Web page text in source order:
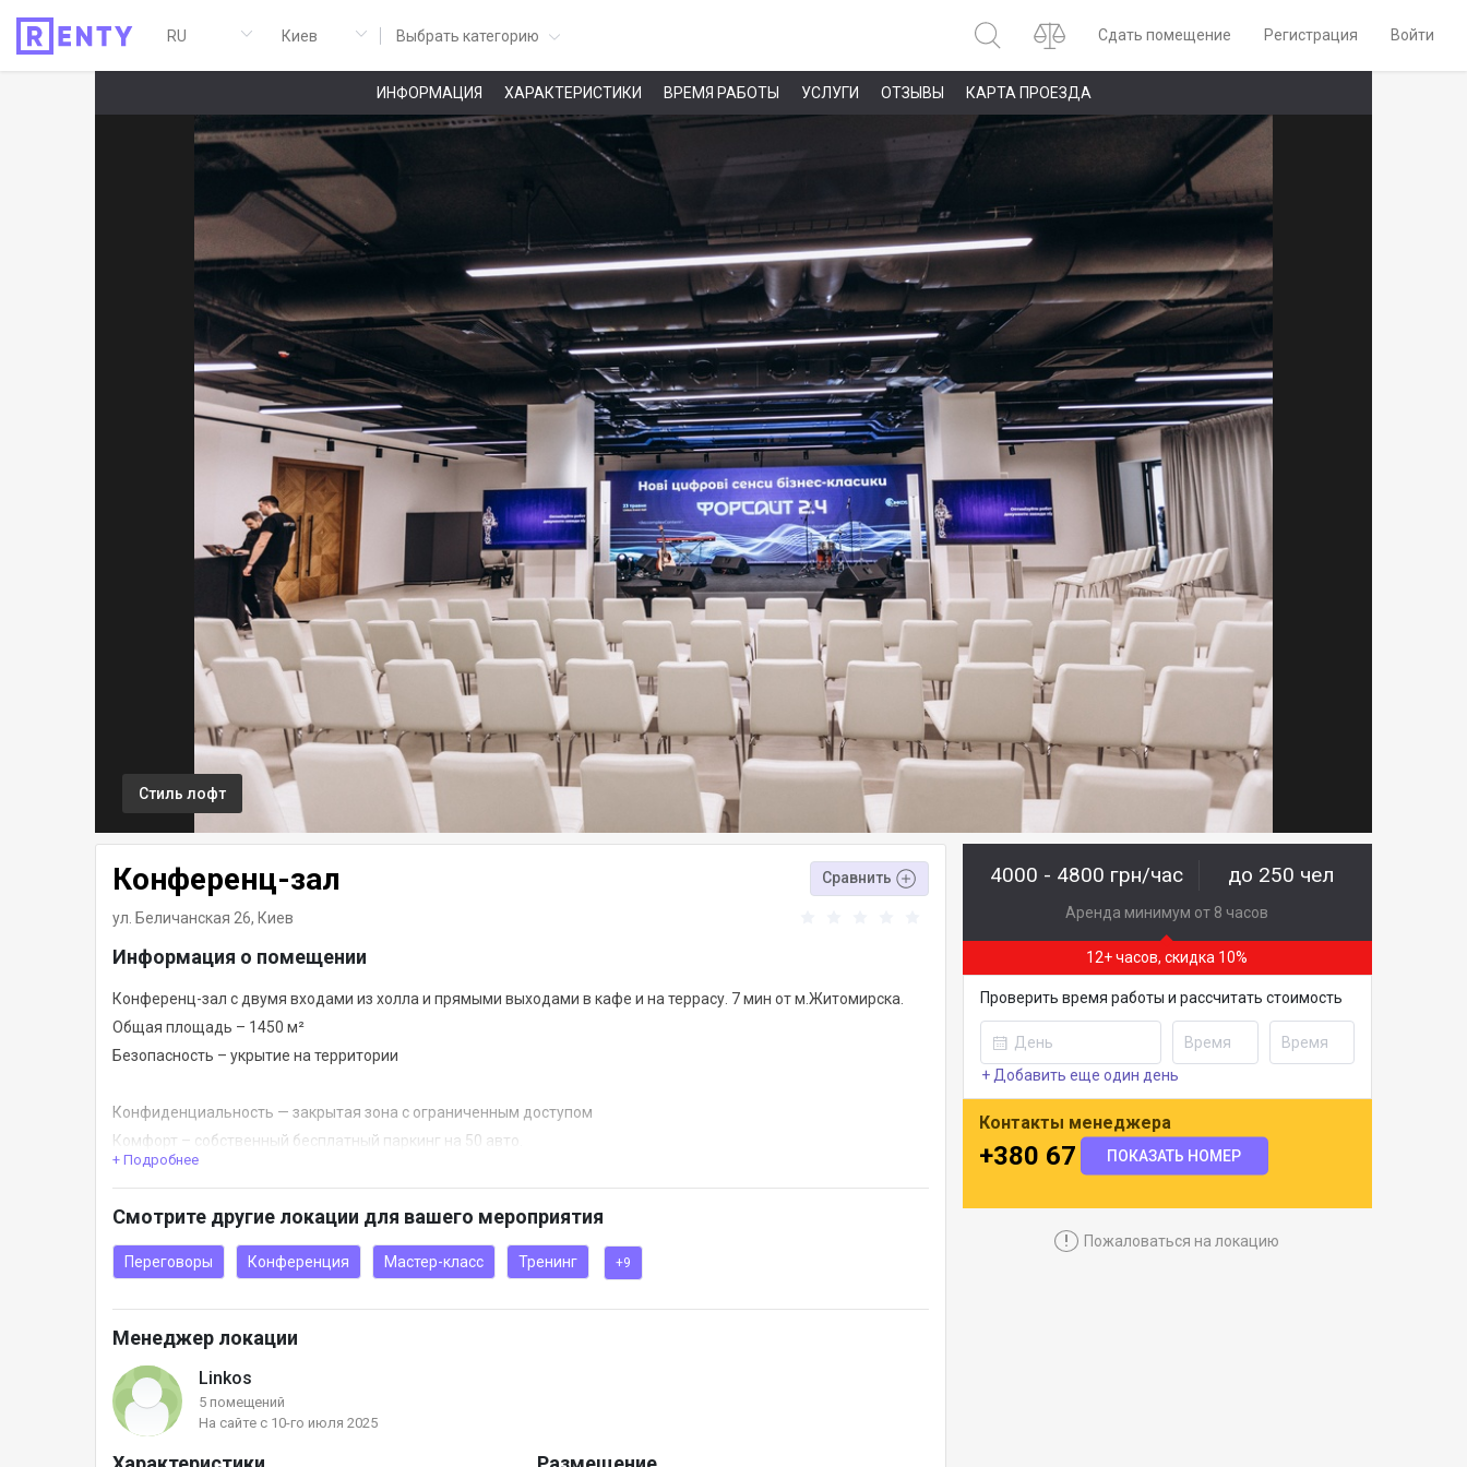
Выбрать категорию Сдать помещение Регистрация Войти
ИНФОРМАЦИЯ ХАРАКТЕРИСТИКИ ВРЕМЯ РАБОТЫ УСЛУГИ ОТЗЫВЫ КАРТА ПРОЕЗДА
Стиль лофт
Конференц-зал Сравнить
ул. Беличанская 26, Киев
Информация о помещении
Конференц-зал с двумя входами из холла и прямыми выходами в кафе и на террасу. 7 мин от м.Житомирска.
Общая площадь – 1450 м²
Безопасность – укрытие на территории
Конфиденциальность — закрытая зона с ограниченным доступом
Комфорт – собственный бесплатный паркинг на 50 авто.
В общей сложности локация имеет 8 различных полноценных залов.
6 отдельных входов/выходов – удобно для логистики и событийных сценариев
Отдельная зона для работы кейтеринга — быстро, незаметно, профессионально
Имеет следующее оборудование:
- LED-экран 8м х 2,5м;
- профессиональный звук L’ACOUSTICS;
- 110 стульев;
Пространство легко адаптируется к событию любого формата – от большой конференции до камерного
+ Подробнее
Смотрите другие локации для вашего мероприятия
Переговоры Конференция Мастер-класс Тренинг +9
Менеджер локации
Linkos
5 помещений
На сайте с 10-го июля 2025
4000 - 4800 грн/час до 250 чел
Аренда минимум от 8 часов
12+ часов, скидка 10%
Проверить время работы и рассчитать стоимость
+ Добавить еще один день
Контакты менеджера
+380 67 501 7337
ПОКАЗАТЬ НОМЕР
! Пожаловаться на локацию